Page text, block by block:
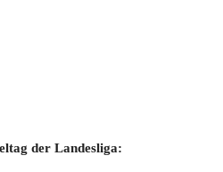
der Landesliga: